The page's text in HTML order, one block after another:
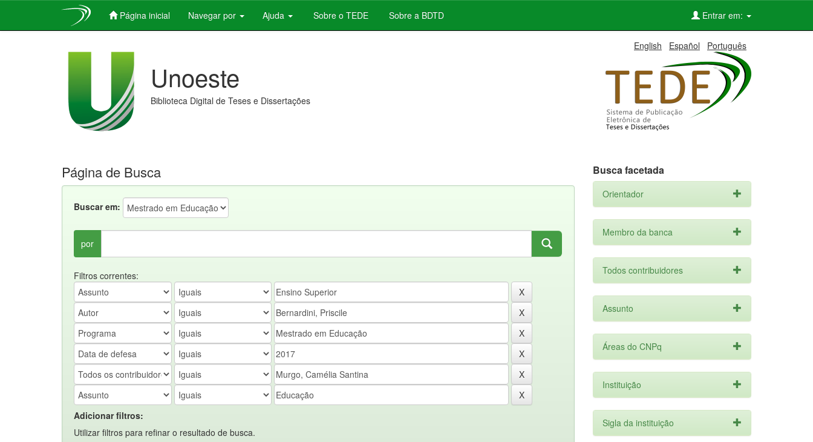
Página inicial Navegar por Ajuda Sobre o TEDE Sobre a BDTD Entrar em:
English Español Português
Unoeste
Biblioteca Digital de Teses e Dissertações
Página de Busca
Buscar em:
por
Filtros correntes:
Adicionar filtros:
Utilizar filtros para refinar o resultado de busca.
Busca facetada
Orientador
Membro da banca
Todos contribuidores
Assunto
Áreas do CNPq
Instituição
Sigla da instituição